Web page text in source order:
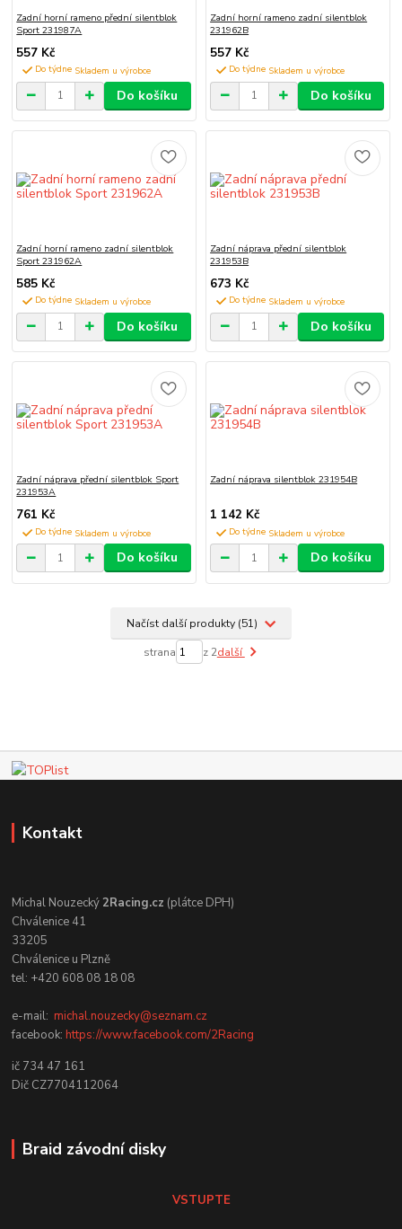
Zadní horní rameno přední silentblok
Sport 231987A
557 Kč
Do týdne
Do košíku
Zadní horní rameno zadní silentblok
231962B
557 Kč
Do týdne
Do košíku
Zadní horní rameno zadní silentblok
Sport 231962A
585 Kč
Do týdne
Do košíku
Zadní náprava přední silentblok
231953B
673 Kč
Do týdne
Do košíku
Zadní náprava přední silentblok Sport
231953A
761 Kč
Do týdne
Do košíku
Zadní náprava silentblok 231954B
1 142 Kč
Do týdne
Do košíku
Načíst další produkty (51)
strana z 2další
Kontakt
Michal Nouzecký2Racing.cz (plátce DPH)
Chválenice 41
33205
Chválenice u Plzně
tel: +420 608 08 18 08
e-mail:michal.nouzecky@seznam.cz
facebook:https://www.facebook.com/2Racing
ič 734 47 161
Dič CZ7704112064
Braid závodní disky
VSTUPTE